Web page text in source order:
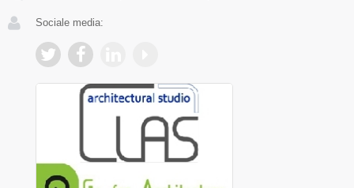
Sociale media: